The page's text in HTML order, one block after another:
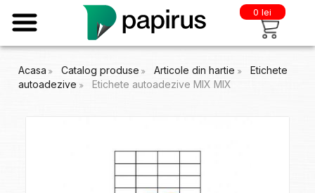
0 lei
Acasa Catalog produse Articole din hartie
Etichete
autoadezive
Etichete autoadezive MIX MIX